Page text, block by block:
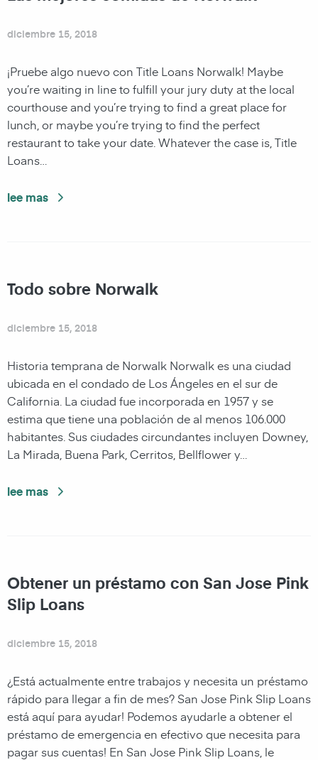
diciembre 15, 2018
¡Pruebe algo nuevo con Title Loans Norwalk! Maybe
you’re waiting in line to fulfill your jury duty at the local
courthouse and you’re trying to find a great place for
lunch, or maybe you’re trying to find the perfect
restaurant to take your date. Whatever the case is, Title
Loans…
lee mas
Todo sobre Norwalk
diciembre 15, 2018
Historia temprana de Norwalk Norwalk es una ciudad
ubicada en el condado de Los Ángeles en el sur de
California. La ciudad fue incorporada en 1957 y se
estima que tiene una población de al menos 106.000
habitantes. Sus ciudades circundantes incluyen Downey,
La Mirada, Buena Park, Cerritos, Bellflower y…
lee mas
Obtener un préstamo con San Jose Pink
Slip Loans
diciembre 15, 2018
¿Está actualmente entre trabajos y necesita un préstamo
rápido para llegar a fin de mes? San Jose Pink Slip Loans
está aquí para ayudar! Podemos ayudarle a obtener el
préstamo de emergencia en efectivo que necesita para
pagar sus cuentas! En San Jose Pink Slip Loans, le